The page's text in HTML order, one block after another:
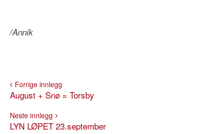
/Annik
Forrige innlegg
August + Snø = Torsby
Neste innlegg
LYN LØPET 23.september